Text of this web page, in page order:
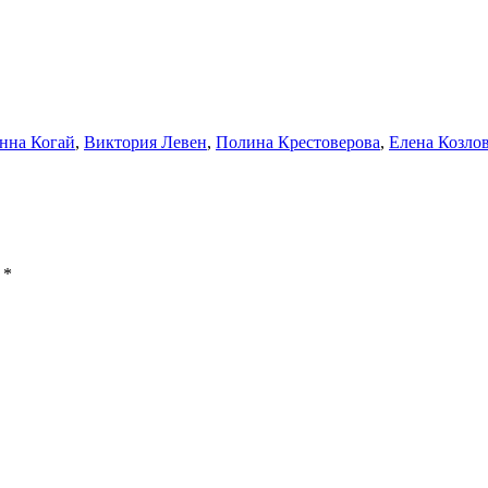
Когай, Виктория Левен, Полина Крестоверова​​​​​​, Елена
*